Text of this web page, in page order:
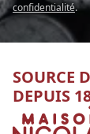
confidentialité.
SOURCE
DEPUIS
Nicolas